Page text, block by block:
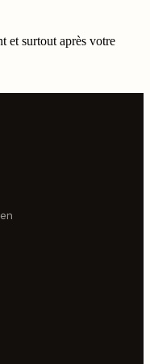
et surtout après votre